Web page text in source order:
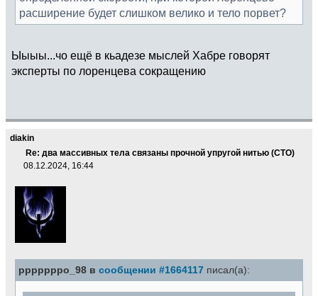
расширение будет слишком велико и тело порвет?
Ыыыы...чо ещё в кьадезе мыслей Хабре говорят
эксперты по лоренцева сокращению
diakin
Re: два массивных тела связаны прочной упругой нитью (СТО)
08.12.2024, 16:44
pppppppo_98 в сообщении #1664117 писал(а):